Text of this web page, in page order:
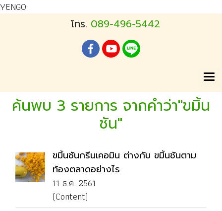
YENGO
โทร. 089-496-5442
ค้นพบ 3 รายการ จากคำว่า"ขมิ้น
ชัน"
ขมิ้นชันกรีนเคอมิน ต่างกับ ขมิ้นชันตาม
ท้องตลาดอย่างไร
11 ธ.ค. 2561
(Content)